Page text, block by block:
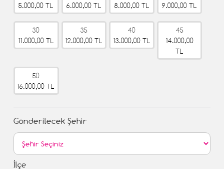
5.000,00 TL
6.000,00 TL
8.000,00 TL
9.000,00 TL
30
11.000,00 TL
35
12.000,00 TL
40
13.000,00 TL
45
14.000,00
TL
50
16.000,00 TL
Gönderilecek Şehir
İlçe